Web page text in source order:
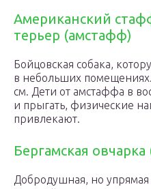
Американский
терьер (амстафф)
Бойцовская собака,
в небольших
см. Дети от амстаффа в
и прыгать, физические
привлекают.
Бергамская овчарка
Добродушная, но упрямая